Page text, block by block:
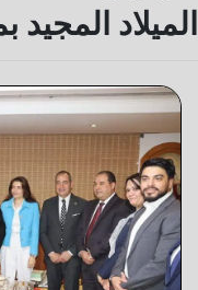
الميلاد